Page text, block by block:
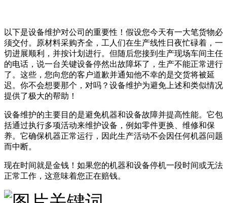
以下是设备维护对公司的重要性！假设您今天有一大笔货物必
须交付。原材料采购齐全，工人们在生产线性日夜忙碌着，一
切进展顺利，并按计划进行。但随后您接到生产现场车间主任
的电话，说一台关键设备停然出故障坏了，生产不能正常进行
了。这些，您向您的客户道歉并通知他不幸的是交货将被延
迟。你不会想要那个，对吗？设备维护为避免上述和类似情况
提供了极大的帮助！
设备维护的主要目的是避免机器和设备故障并提高性能。它包
括通过执行多项活动来维护设备，例如零件更换、维修和保
养。它确保机器正常运行，因此生产活动不会因任何机器问题
而中断。
现在时间就是金钱！如果您的机器和设备停机一段时间或无法
正常工作，这意味着您正在赔钱。